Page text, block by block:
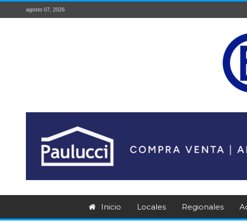
agosto 07, 2026
Inicio Locales Regionales